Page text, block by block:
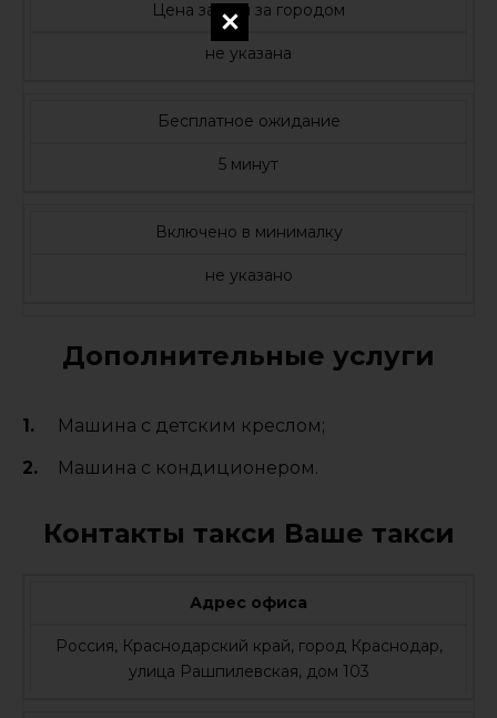
Цена за 1 км за городом
не указана
Бесплатное ожидание
5 минут
Включено в минималку
не указано
Дополнительные услуги
Машина с детским креслом;
Машина с кондиционером.
Контакты такси Ваше такси
Адрес офиса
Россия, Краснодарский край, город Краснодар,
улица Рашпилевская, дом 103